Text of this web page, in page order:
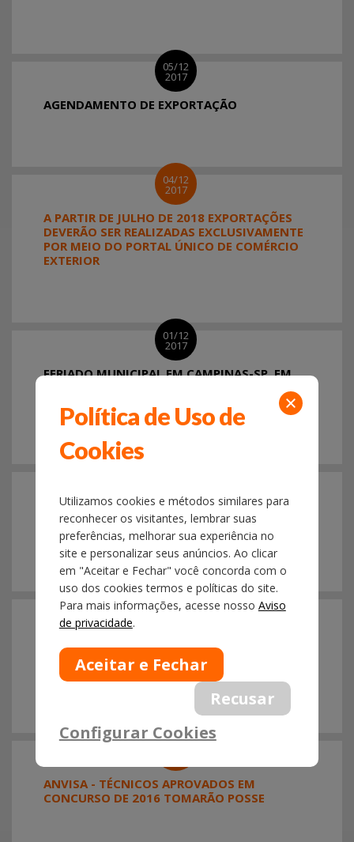
05/12
2017
AGENDAMENTO DE EXPORTAÇÃO
04/12
2017
A PARTIR DE JULHO DE 2018 EXPORTAÇÕES
DEVERÃO SER REALIZADAS EXCLUSIVAMENTE
POR MEIO DO PORTAL ÚNICO DE COMÉRCIO
EXTERIOR
01/12
2017
FERIADO MUNICIPAL EM CAMPINAS-SP, EM
ANVISA APERFEIÇOA PETICIONAMENTO
ELETRÔNICO PARA IMPORTAÇÃO
28/11
2017
COM PROPOSTA DE ALTERAÇÃO NO TEXTO
DA TEC E NA ALÍQUOTA DE ALGUMAS NCM´S
27/11
ANVISA - TÉCNICOS APROVADOS EM
CONCURSO DE 2016 TOMARÃO POSSE
Política de Uso de
Cookies
Utilizamos cookies e métodos similares para
reconhecer os visitantes, lembrar suas
preferências, melhorar sua experiência no
site e personalizar seus anúncios. Ao clicar
em "Aceitar e Fechar" você concorda com o
uso dos cookies termos e políticas do site.
Para mais informações, acesse nosso Aviso
de privacidade.
Configurar Cookies